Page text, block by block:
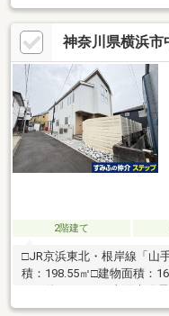
住宅性能評価書、長期優良
陽当り・眺望・通風良好な
設けられているため、通風
ス■リビングダイニングに
ース1台■建物面積(登記)
47.30m2■2026年5月ハウス
神奈川県横浜市
2階建て
□JR京浜東北・根岸線「山
積：198.55㎡□建物面積：
にお使いです。□太陽光発
付インターホン□こだわり